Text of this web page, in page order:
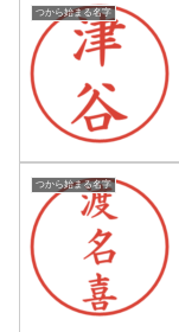
つから始まる名字
つから始まる名字